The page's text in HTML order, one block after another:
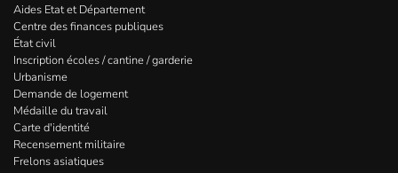
Aides Etat et Département
Centre des finances publiques
État civil
Inscription écoles / cantine / garderie
Urbanisme
Demande de logement
Médaille du travail
Carte d'identité
Recensement militaire
Frelons asiatiques